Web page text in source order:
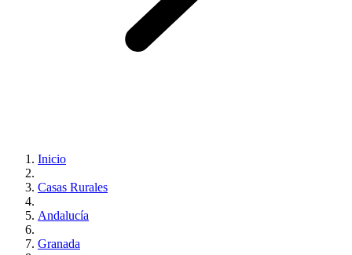
Inicio
Casas Rurales
Andalucía
Granada